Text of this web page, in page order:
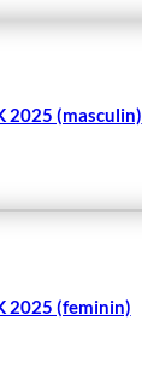
(masculin)
2025 (feminin)